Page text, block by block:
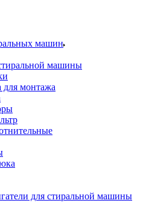
машин
машины
для монтажа
для стиральной машины